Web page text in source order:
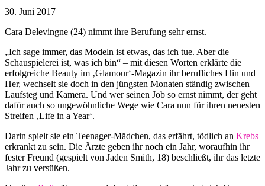
30. Juni 2017
Cara Delevingne (24) nimmt ihre Berufung sehr ernst.
„Ich sage immer, das Modeln ist etwas, das ich tue. Aber die
Schauspielerei ist, was ich bin“ – mit diesen Worten erklärte die
erfolgreiche Beauty im ‚Glamour‘-Magazin ihr berufliches Hin und
Her, wechselt sie doch in den jüngsten Monaten ständig zwischen
Laufsteg und Kamera. Und wer seinen Job so ernst nimmt, der geht
dafür auch so ungewöhnliche Wege wie Cara nun für ihren neuesten
Streifen ‚Life in a Year‘.
Darin spielt sie ein Teenager-Mädchen, das erfährt, tödlich an Krebs
erkrankt zu sein. Die Ärzte geben ihr noch ein Jahr, woraufhin ihr
fester Freund (gespielt von Jaden Smith, 18) beschließt, ihr das letzte
Jahr zu versüßen.